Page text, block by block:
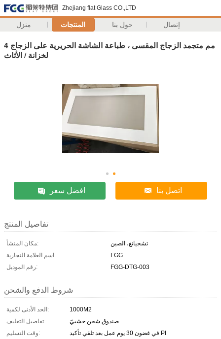
Zhejiang flat Glass CO.,LTD
منزل المنتجات حول بنا إتصال
4 مم متجمد الزجاج المقسى ، طباعة الشاشة الحريرية على الزجاج
لخزانة / الأثاث
افضل سعر اتصل بنا
تفاصيل المنتج
مكان المنشأ:
تشجيانغ، الصين
اسم العلامة التجارية:
FGG
رقم الموديل:
FGG-DTG-003
شروط الدفع والشحن
الحد الأدنى لكمية:
1000M2
تفاصيل التغليف:
صندوق شحن خشبيّ
وقت التسليم:
في غضون 30 يوم عمل بعد تلقي تأكيد PI